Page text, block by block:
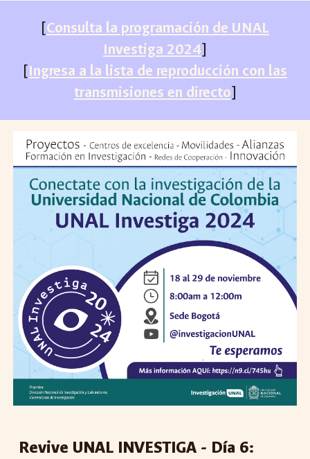
[Consulta la programación de UNAL
Investiga 2024]
[Ingresa a la lista de reproducción con las
transmisiones en directo]
Revive UNAL INVESTIGA - Día 6: